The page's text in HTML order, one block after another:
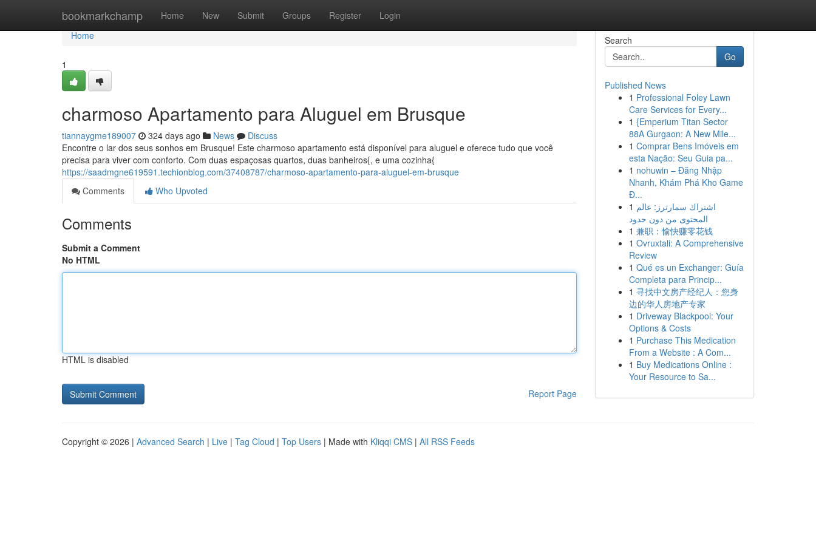
bookmarkchamp Home New Submit Groups Register Login
Home
Home
1
charmoso Apartamento para Aluguel em Brusque
tiannaygme189007 324 days ago News
Discuss
Encontre o lar dos seus sonhos em Brusque! Este charmoso apartamento está disponível para aluguel e oferece tudo que você
precisa para viver com conforto. Com duas espaçosas quartos, duas banheiros{, e uma cozinha{
https://saadmgne619591.techionblog.com/37408787/charmoso-apartamento-para-aluguel-em-brusque
Comments
Who Upvoted
Comments
Submit a Comment
No HTML
HTML is disabled
Report Page
Search
Go
Published News
1 Professional Foley Lawn
Care Services for Every...
1 {Emperium Titan Sector
88A Gurgaon: A New Mile...
1 Comprar Bens Imóveis em
esta Nação: Seu Guia pa...
1 nohuwin – Đăng Nhập
Nhanh, Khám Phá Kho Game
Đ...
1 اشتراك سمارترز: عالم
المحتوى من دون حدود
1 兼职：愉快赚零花钱
1 Ovruxtali: A Comprehensive
Review
1 Qué es un Exchanger: Guía
Completa para Princip...
1 寻找中文房产经纪人：您身
边的华人房地产专家
1 Driveway Blackpool: Your
Options & Costs
1 Purchase This Medication
From a Website : A Com...
1 Buy Medications Online :
Your Resource to Sa...
Copyright © 2026 | Advanced Search | Live | Tag Cloud | Top Users | Made with Kliqqi CMS | All RSS Feeds